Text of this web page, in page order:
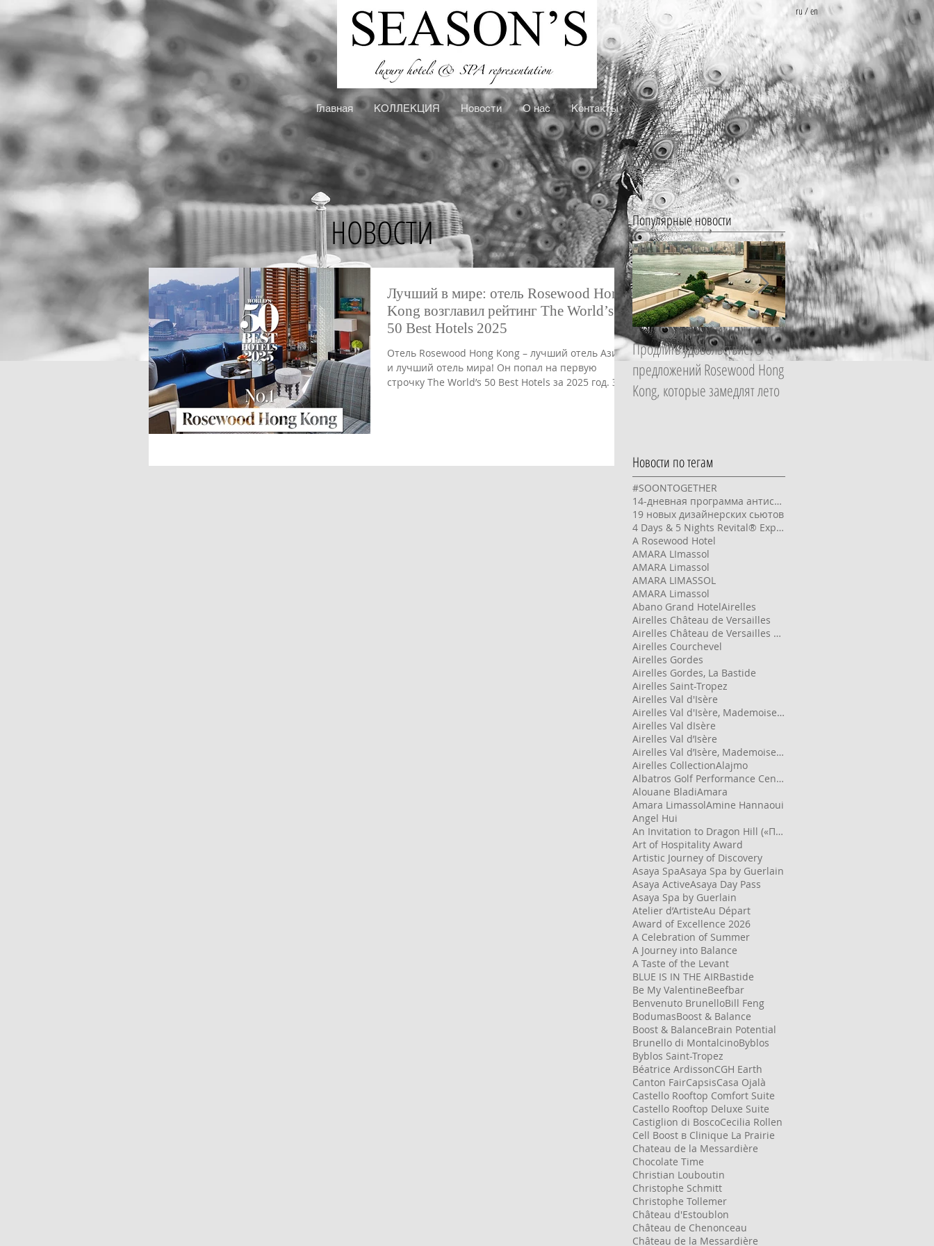
Главная КOЛЛЕКЦИЯ Новости О нас Контакты
ru/en
НОВОСТИ
Лучший в мире: отель Rosewood Hong
Kong возглавил рейтинг The World’s
50 Best Hotels 2025
Отель Rosewood Hong Kong – лучший отель Азии
и лучший отель мира! Он попал на первую
строчку The World’s 50 Best Hotels за 2025 год. Это
дизайна и уникального гостевого опыта. 270-
Популярные новости
Продлить удовольствие: 5
предложений Rosewood Hong
Kong, которые замедлят лето
Начать с главного: гид по
Новости по тегам
#SOONTOGETHER
14-дневная программа антистресс Манасанти (Manasanthi)
19 новых дизайнерских сьютов
4 Days & 5 Nights Revital® Experience
A Rosewood Hotel
AMARA LImassol
AMARA Limassol
AMARA LIMASSOL
AMARA Limassol
Abano Grand HotelAirelles
Airelles Château de Versailles
Airelles Château de Versailles Le Grand Contrôle
Airelles Courchevel
Airelles Gordes
Airelles Gordes, La Bastide
Airelles Saint-Tropez
Airelles Val d'Isère
Airelles Val d'Isère, Mademoiselle
Airelles Val dIsère
Airelles Val d’Isère
Airelles Val d’Isère, Mademoiselle
Airelles CollectionAlajmo
Albatros Golf Performance Center
Alouane BladiAmara
Amara LimassolAmine Hannaoui
Angel Hui
An Invitation to Dragon Hill («Приглашение на Драконий холм»)
Art of Hospitality Award
Artistic Journey of Discovery
Asaya SpaAsaya Spa by Guerlain
Asaya ActiveAsaya Day Pass
Asaya Spa by Guerlain
Atelier d’ArtisteAu Départ
Award of Excellence 2026
A Celebration of Summer
A Journey into Balance
A Taste of the Levant
BLUE IS IN THE AIRBastide
Be My ValentineBeefbar
Benvenuto BrunelloBill Feng
BodumasBoost & Balance
Boost & BalanceBrain Potential
Brunello di MontalcinoByblos
Byblos Saint-Tropez
Béatrice ArdissonCGH Earth
Canton FairCapsisCasa Ojalà
Castello Rooftop Comfort Suite
Castello Rooftop Deluxe Suite
Castiglion di BoscoCecilia Rollen
Cell Boost в Clinique La Prairie
Chateau de la Messardière
Chocolate Time
Christian Louboutin
Christophe Schmitt
Christophe Tollemer
Château d'Estoublon
Château de Chenonceau
Château de la Messardière